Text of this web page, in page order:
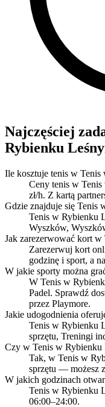
Najczęściej
Rybienku
Ile kosztuje tenis w
Ceny tenis w
zł/h. Z kartą
Gdzie znajduje się Tenis
Tenis w Rybienku
Wyszków,
Jak zarezerwować kort
Zarezerwuj kort
godzinę i sport, a
W jakie sporty można
W Tenis w
Padel. Sprawdź
przez Playmore.
Jakie udogodnienia
Tenis w Rybienku
sprzętu, Treningi
Czy w Tenis w Rybienku
Tak, w Tenis w
sprzętu — możesz
W jakich godzinach
Tenis w Rybienku
06:00–24:00.